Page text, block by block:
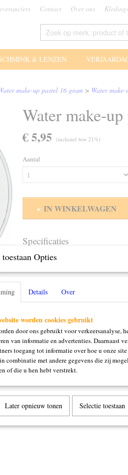
Contact Over ons
& LENZEN
make-up pastel 16 gram > Water
Water make-
€ 5,95 (inclusief btw 21%)
Aantal
IN WINKELWAGEN
Specificaties
Productcode
Omschrijving
Opties
Details Over
worden cookies gebruikt
door ons gebruikt voor verkeersanalyse,
van informatie en advertenties. Daarnaast
toegang tot informatie over hoe u onze
combinatie met andere gegevens die zij
of die u hen hebt verstrekt.
Later opnieuw tonen Selectie toestaan